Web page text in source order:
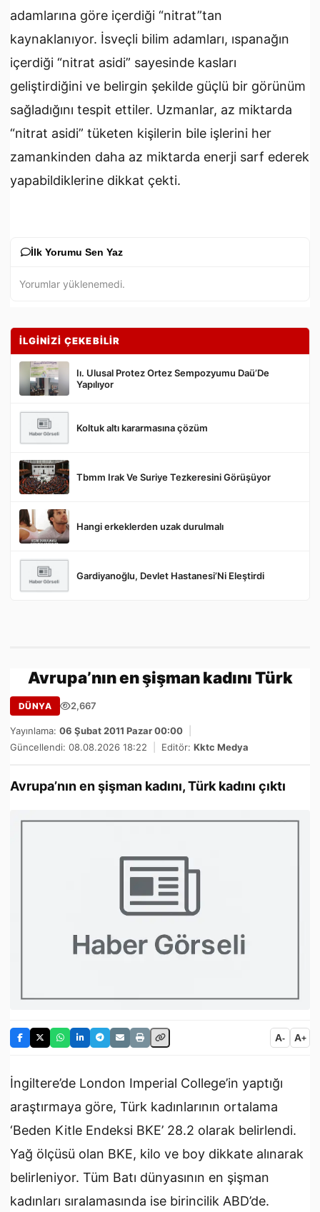
adamlarına göre içerdiği “nitrat”tan
kaynaklanıyor. İsveçli bilim adamları, ıspanağın
içerdiği “nitrat asidi” sayesinde kasları
geliştirdiğini ve belirgin şekilde güçlü bir görünüm
sağladığını tespit ettiler. Uzmanlar, az miktarda
“nitrat asidi” tüketen kişilerin bile işlerini her
zamankinden daha az miktarda enerji sarf ederek
yapabildiklerine dikkat çekti.
İlk Yorumu Sen Yaz
Gönder
Yorumlar yüklenemedi.
İLGİNİZİ ÇEKEBİLİR
Iı. Ulusal Protez Ortez Sempozyumu Daü’De
Yapılıyor
Koltuk altı kararmasına çözüm
Tbmm Irak Ve Suriye Tezkeresini Görüşüyor
Hangi erkeklerden uzak durulmalı
Gardiyanoğlu, Devlet Hastanesi’Ni Eleştirdi
Avrupa’nın en şişman kadını Türk
DÜNYA 2,667
Yayınlama: 06 Şubat 2011 Pazar 00:00
Güncellendi: 08.08.2026 18:22
Editör: Kktc Medya
Avrupa’nın en şişman kadını, Türk kadını çıktı
A- A+
İngiltere’de London Imperial College’in yaptığı
araştırmaya göre, Türk kadınlarının ortalama
‘Beden Kitle Endeksi BKE’ 28.2 olarak belirlendi.
Yağ ölçüsü olan BKE, kilo ve boy dikkate alınarak
belirleniyor. Tüm Batı dünyasının en şişman
kadınları sıralamasında ise birincilik ABD’de.